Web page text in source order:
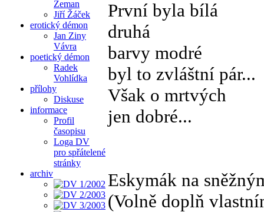
Zeman
Jiří Žáček
erotický démon
Jan Ziny
Vávra
poetický démon
Radek
Vohlídka
přílohy
Diskuse
informace
Profil
časopisu
Loga DV
pro spřátelené
stránky
archiv
První byla bílá
druhá
barvy modré
byl to zvláštní pár...
Však o mrtvých
jen dobré...
Eskymák na
(Volně doplň